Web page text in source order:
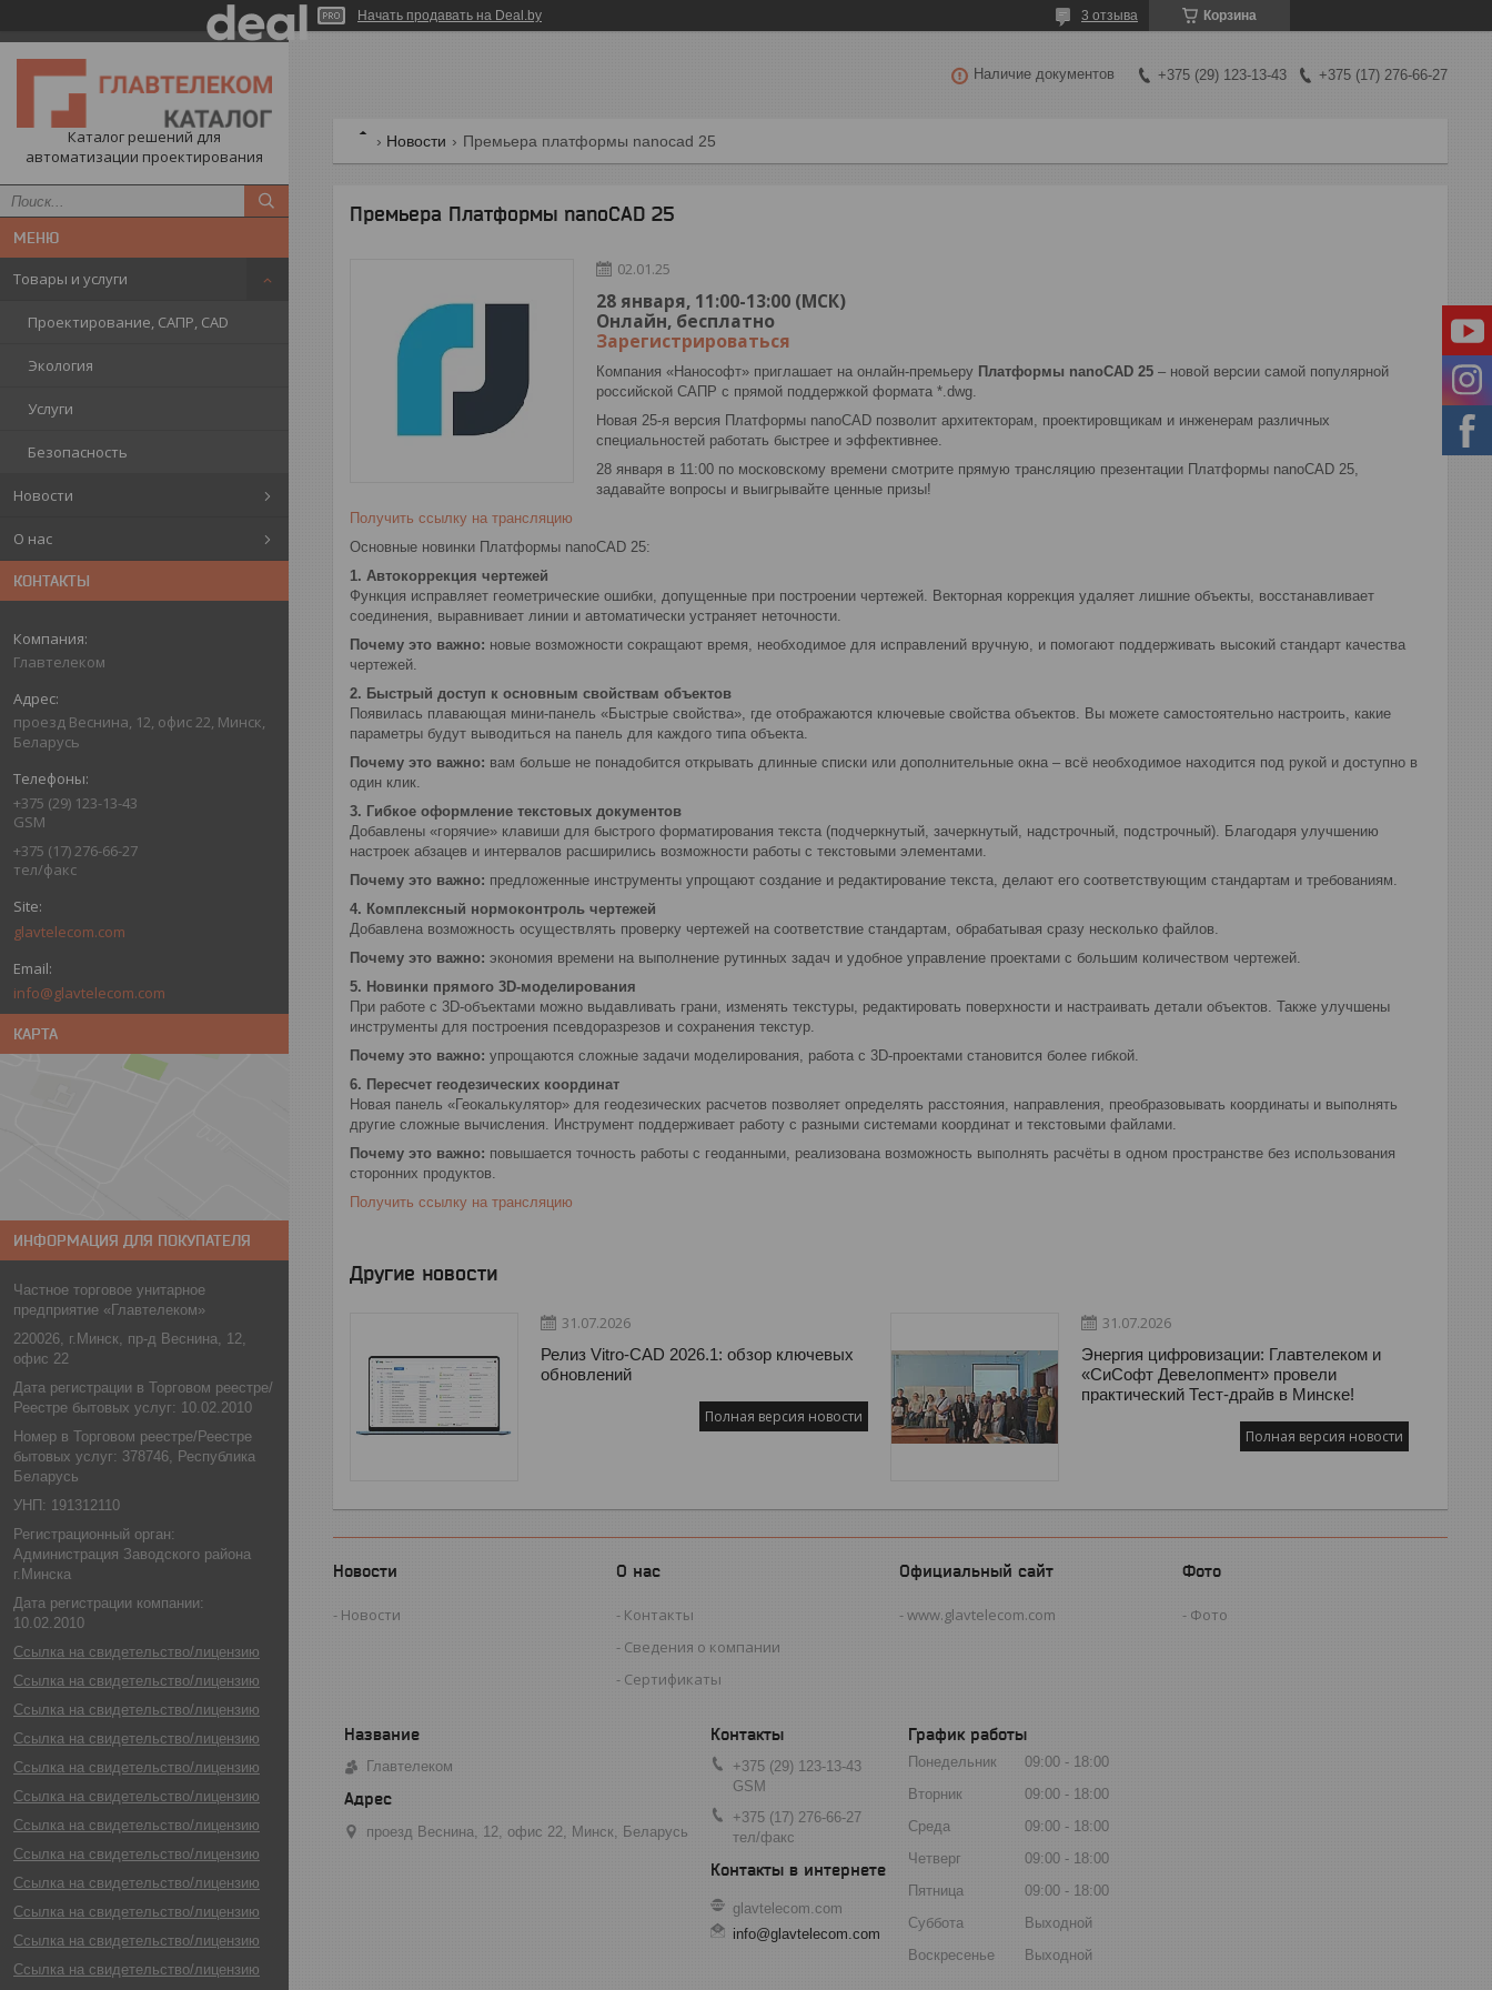
Начать продавать на Deal.by Корзина
3 отзыва
Каталог решений для
автоматизации проектирования
Товары и услуги
Проектирование, САПР, CAD
Экология
Услуги
Безопасность
Новости
О нас
КОНТАКТЫ
Главтелеком
проезд Веснина, 12, офис 22, Минск,
Беларусь
+375 (29) 123-13-43
GSM
+375 (17) 276-66-27
тел/факс
glavtelecom.com
info@glavtelecom.com
КАРТА
ИНФОРМАЦИЯ ДЛЯ ПОКУПАТЕЛЯ
Частное торговое унитарное
предприятие «Главтелеком»
220026, г.Минск, пр-д Веснина, 12,
офис 22
Дата регистрации в Торговом реестре/
Реестре бытовых услуг: 10.02.2010
Номер в Торговом реестре/Реестре
бытовых услуг: 378746, Республика
Беларусь
УНП: 191312110
Регистрационный орган:
Администрация Заводского района
г.Минска
Дата регистрации компании:
10.02.2010
Ссылка на свидетельство/лицензию
Ссылка на свидетельство/лицензию
Ссылка на свидетельство/лицензию
Ссылка на свидетельство/лицензию
Ссылка на свидетельство/лицензию
Ссылка на свидетельство/лицензию
Ссылка на свидетельство/лицензию
Ссылка на свидетельство/лицензию
Ссылка на свидетельство/лицензию
Ссылка на свидетельство/лицензию
Ссылка на свидетельство/лицензию
Ссылка на свидетельство/лицензию
Наличие документов +375 (29) 123-13-43 +375 (17) 276-66-27
Новости Премьера платформы nanocad 25
Премьера Платформы nanoCAD 25
02.01.25
28 января, 11:00-13:00 (МСК)
Онлайн, бесплатно
Зарегистрироваться
Компания «Нанософт» приглашает на онлайн-премьеру Платформы nanoCAD 25 – новой версии самой популярной
российской САПР с прямой поддержкой формата *.dwg.
Новая 25-я версия Платформы nanoCAD позволит архитекторам, проектировщикам и инженерам различных
специальностей работать быстрее и эффективнее.
28 января в 11:00 по московскому времени смотрите прямую трансляцию презентации Платформы nanoCAD 25,
задавайте вопросы и выигрывайте ценные призы!
Получить ссылку на трансляцию
Основные новинки Платформы nanoCAD 25:
1. Автокоррекция чертежей
Функция исправляет геометрические ошибки, допущенные при построении чертежей. Векторная коррекция удаляет лишние объекты, восстанавливает
соединения, выравнивает линии и автоматически устраняет неточности.
Почему это важно: новые возможности сокращают время, необходимое для исправлений вручную, и помогают поддерживать высокий стандарт качества
чертежей.
2. Быстрый доступ к основным свойствам объектов
Появилась плавающая мини-панель «Быстрые свойства», где отображаются ключевые свойства объектов. Вы можете самостоятельно настроить, какие
параметры будут выводиться на панель для каждого типа объекта.
Почему это важно: вам больше не понадобится открывать длинные списки или дополнительные окна – всё необходимое находится под рукой и доступно в
один клик.
3. Гибкое оформление текстовых документов
Добавлены «горячие» клавиши для быстрого форматирования текста (подчеркнутый, зачеркнутый, надстрочный, подстрочный). Благодаря улучшению
настроек абзацев и интервалов расширились возможности работы с текстовыми элементами.
Почему это важно: предложенные инструменты упрощают создание и редактирование текста, делают его соответствующим стандартам и требованиям.
4. Комплексный нормоконтроль чертежей
Добавлена возможность осуществлять проверку чертежей на соответствие стандартам, обрабатывая сразу несколько файлов.
Почему это важно: экономия времени на выполнение рутинных задач и удобное управление проектами с большим количеством чертежей.
5. Новинки прямого 3D-моделирования
При работе с 3D-объектами можно выдавливать грани, изменять текстуры, редактировать поверхности и настраивать детали объектов. Также улучшены
инструменты для построения псевдоразрезов и сохранения текстур.
Почему это важно: упрощаются сложные задачи моделирования, работа с 3D-проектами становится более гибкой.
6. Пересчет геодезических координат
Новая панель «Геокалькулятор» для геодезических расчетов позволяет определять расстояния, направления, преобразовывать координаты и выполнять
другие сложные вычисления. Инструмент поддерживает работу с разными системами координат и текстовыми файлами.
Почему это важно: повышается точность работы с геоданными, реализована возможность выполнять расчёты в одном пространстве без использования
сторонних продуктов.
Получить ссылку на трансляцию
Другие новости
31.07.2026
Релиз Vitro-CAD 2026.1: обзор ключевых
обновлений
Полная версия новости
31.07.2026
Энергия цифровизации: Главтелеком и
«СиСофт Девелопмент» провели
практический Тест-драйв в Минске!
Полная версия новости
Новости
Новости
О нас
Контакты
Сведения о компании
Сертификаты
Официальный сайт
www.glavtelecom.com
Фото
Фото
Главтелеком
проезд Веснина, 12, офис 22, Минск, Беларусь
+375 (29) 123-13-43
GSM
+375 (17) 276-66-27
тел/факс
glavtelecom.com
info@glavtelecom.com
График работы
Понедельник 09:00
18:00
Вторник
09:00
18:00
Среда
09:00
18:00
Четверг
09:00
18:00
Пятница
09:00
18:00
Суббота
Выходной
Воскресенье
Выходной